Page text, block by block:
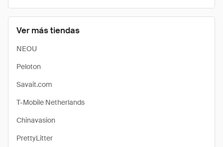
Ver más tiendas
NEOU
Peloton
Savait.com
T-Mobile Netherlands
Chinavasion
PrettyLitter